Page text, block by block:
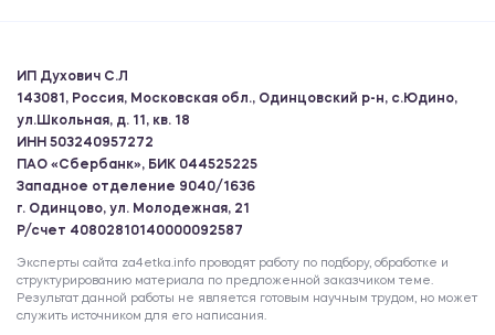
ИП Духович С.Л
143081, Россия, Московская обл., Одинцовский р-н, с.Юдино,
ул.Школьная, д. 11, кв. 18
ИНН 503240957272
ПАО «Сбербанк», БИК 044525225
Западное отделение 9040/1636
г. Одинцово, ул. Молодежная, 21
Р/счет 40802810140000092587
Эксперты сайта za4etka.info проводят работу по подбору, обработке и
структурированию материала по предложенной заказчиком теме.
Результат данной работы не является готовым научным трудом, но может
служить источником для его написания.